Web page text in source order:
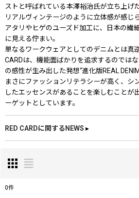
ストと呼ばれている本澤裕治氏が立ち上げ
リアルヴィンテージのように立体感が感じ
アタリやヒゲのユーズド加工に、日本の繊
に見える佇まい。
単なるワークウェアとしてのデニムとは真
CARDは、機能面ばかりを追求するのでは
の感性が生み出した発想“進化版REAL
まさにファッションリテラシーが高く、シ
したエッセンスがあることを楽しむことが
ーゲットとしています。
RED CARDに関するNEWS ▸
0件